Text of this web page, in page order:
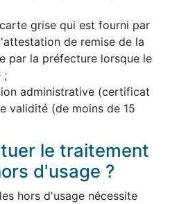
grise qui est fourni par
de remise de la
par la préfecture lorsque le
;
administrative (certificat
validité (de moins de 15
le traitement
d'usage ?
hors d'usage nécessite